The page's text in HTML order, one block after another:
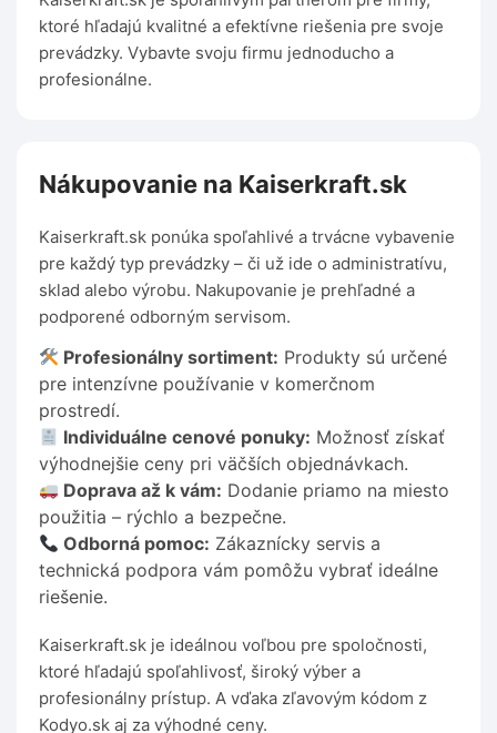
ktoré hľadajú kvalitné a efektívne riešenia pre svoje
prevádzky. Vybavte svoju firmu jednoducho a
profesionálne.
Nákupovanie na Kaiserkraft.sk
Kaiserkraft.sk ponúka spoľahlivé a trvácne vybavenie
pre každý typ prevádzky – či už ide o administratívu,
sklad alebo výrobu. Nakupovanie je prehľadné a
podporené odborným servisom.
Profesionálny sortiment: Produkty sú určené
pre intenzívne používanie v komerčnom
prostredí.
Individuálne cenové ponuky: Možnosť získať
výhodnejšie ceny pri väčších objednávkach.
Doprava až k vám: Dodanie priamo na miesto
použitia – rýchlo a bezpečne.
Odborná pomoc: Zákaznícky servis a
technická podpora vám pomôžu vybrať ideálne
riešenie.
Kaiserkraft.sk je ideálnou voľbou pre spoločnosti,
ktoré hľadajú spoľahlivosť, široký výber a
profesionálny prístup. A vďaka zľavovým kódom z
Kodyo.sk aj za výhodné ceny.